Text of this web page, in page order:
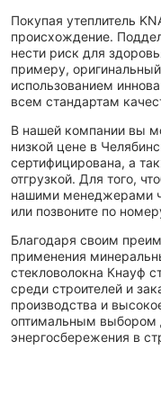
Покупая утеплитель
происхождение.
нести риск для
примеру,
использованием
всем стандартам
В нашей компании вы
низкой цене в
сертифицирована, а
отгрузкой. Для того,
нашими менеджерами
или позвоните по
Благодаря своим
применения
стекловолокна Кнауф
среди строителей и
производства и
оптимальным выбором
энергосбережения в